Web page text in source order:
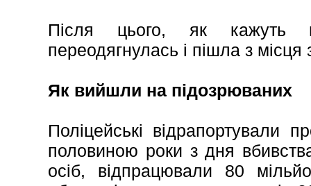
Після цього, як кажуть
переодягнулась і пішла з місця
Як вийшли на підозрюваних
Поліцейські відрапортували
половиною роки з дня
осіб, відпрацювали 80